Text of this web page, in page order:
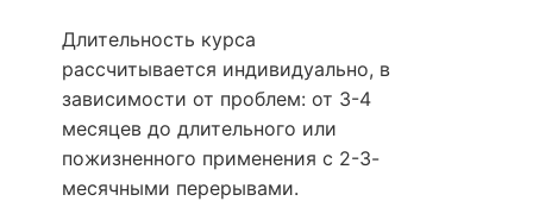
Длительность курса
рассчитывается индивидуально, в
зависимости от проблем: от 3-4
месяцев до длительного или
пожизненного применения с 2-3-
месячными перерывами.